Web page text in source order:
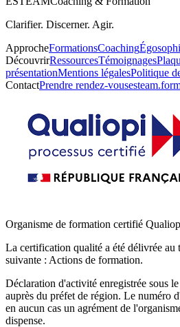
Clarifier. Discerner. Agir.
ApprocheFormationsCoaching
DécouvrirRessourcesTémoignages
présentationMentions légalesPolitique
ContactPrendre rendez-vous
Organisme de formation certifié
La certification qualité a été délivrée au
suivante : Actions de formation.
Déclaration d'activité enregistrée sous
auprès du préfet de région. Le numéro
en aucun cas un agrément de
dispense.